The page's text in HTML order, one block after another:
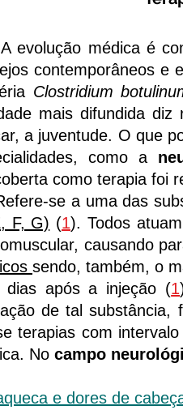
médica é
contemporâneos e
Clostridium
mais difundida
a juventude. O que
como a
como terapia foi
se a uma das
F, G) (1). Todos
causando
sendo, também, o
dias após a injeção (1
de tal substância,
terapias com
No campo
e dores de